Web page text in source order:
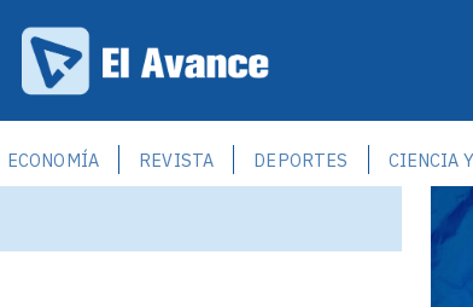
ECONOMÍA REVISTA DEPORTES CIENCIA